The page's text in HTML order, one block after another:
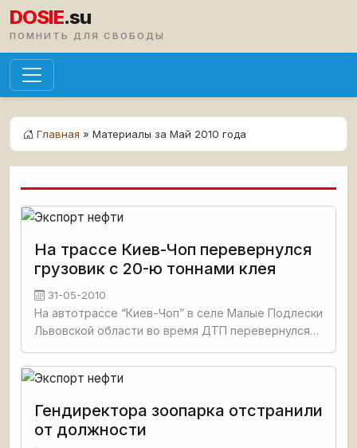
DOSIE.su
ПОМНИТЬ ДЛЯ СВОБОДЫ
Главная » Материалы за Май 2010 года
На трассе Киев-Чоп перевернулся
грузовик с 20-ю тоннами клея
31-05-2010
На автотрассе “Киев-Чоп” в селе Малые Подлески
Львовской области во время ДТП перевернулся
автоцистерной, груженной 22 тоннами клея
«Осакрил». Об этом сообщил
Гендиректора зоопарка отстранили
от должности